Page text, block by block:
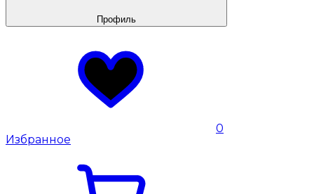
Профиль
0
Избранное